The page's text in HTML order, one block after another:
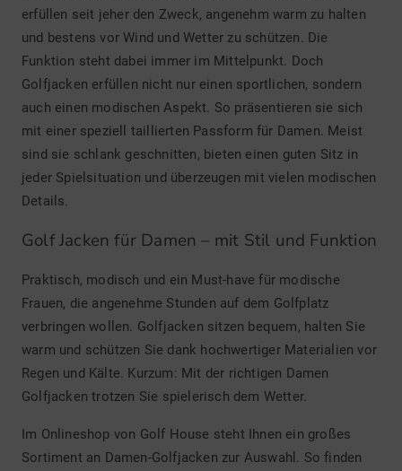
erfüllen seit jeher den Zweck, angenehm warm zu halten
und bestens vor Wind und Wetter zu schützen. Die
Funktion steht dabei immer im Mittelpunkt. Doch
Golfjacken erfüllen nicht nur einen sportlichen, sondern
auch einen modischen Aspekt. So präsentieren sie sich
mit einer speziell taillierten Passform für Damen. Meist
sind sie schlank geschnitten, bieten einen guten Sitz in
jeder Spielsituation und überzeugen mit vielen modischen
Details.
Golf Jacken für Damen – mit Stil und Funktion
Praktisch, modisch und ein Must-have für modische
Frauen, die angenehme Stunden auf dem Golfplatz
verbringen wollen. Golfjacken sitzen bequem, halten Sie
warm und schützen Sie dank hochwertiger Materialien vor
Regen und Kälte. Kurzum: Mit der richtigen Damen
Golfjacken trotzen Sie spielerisch dem Wetter.
Im Onlineshop von Golf House steht Ihnen ein großes
Sortiment an Damen-Golfjacken zur Auswahl. So finden